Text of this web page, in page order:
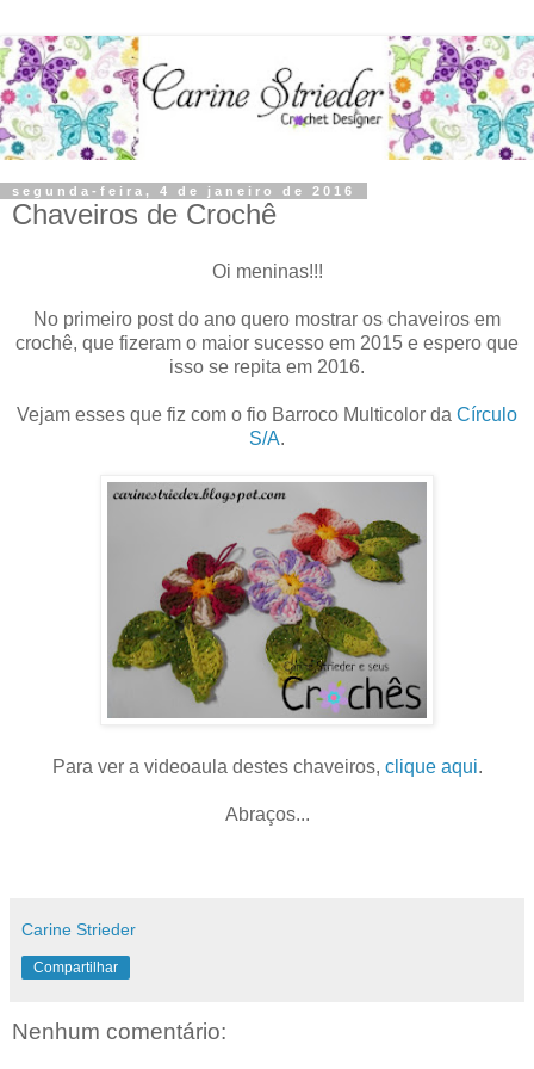
segunda-feira, 4 de janeiro de 2016
Chaveiros de Crochê
Oi meninas!!!
No primeiro post do ano quero mostrar os chaveiros em
crochê, que fizeram o maior sucesso em 2015 e espero que
isso se repita em 2016.
Vejam esses que fiz com o fio Barroco Multicolor da Círculo
S/A.
Para ver a videoaula destes chaveiros, clique aqui.
Abraços...
Carine Strieder
Compartilhar
Nenhum comentário: